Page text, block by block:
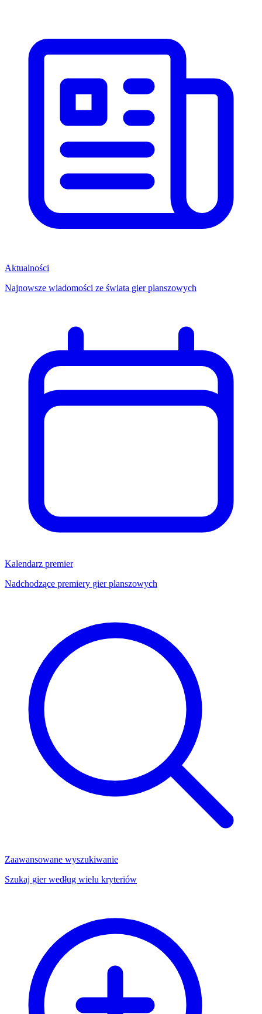
Aktualności
Najnowsze wiadomości ze świata gier planszowych
Kalendarz premier
Nadchodzące premiery gier planszowych
Zaawansowane wyszukiwanie
Szukaj gier według wielu kryteriów